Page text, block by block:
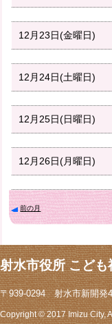
12月23日(金曜日)
12月24日(土曜日)
12月25日(日曜日)
12月26日(月曜日)
前の月
射水市役所 こど
〒939-0294 射水市新開発
Copyright © 2017 Imizu City,